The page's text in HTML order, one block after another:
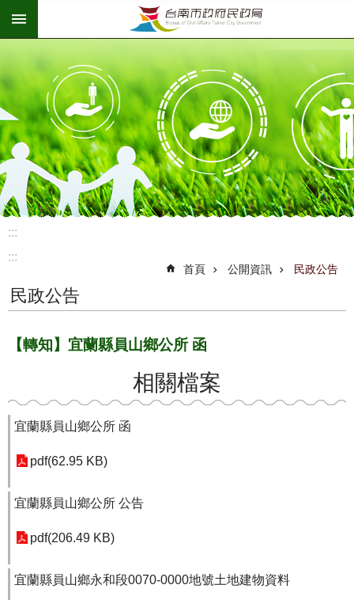
跳到主要內容區塊
:::
:::
首頁 公開資訊 民政公告
民政公告
【轉知】宜蘭縣員山鄉公所 函
相關檔案
宜蘭縣員山鄉公所 函
pdf(62.95 KB)
宜蘭縣員山鄉公所 公告
pdf(206.49 KB)
宜蘭縣員山鄉永和段0070-0000地號土地建物資料